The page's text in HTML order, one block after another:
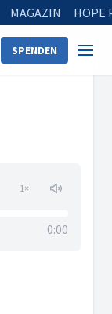
MAGAZIN HOPE
SPENDEN
24. Mai
1×
0:00